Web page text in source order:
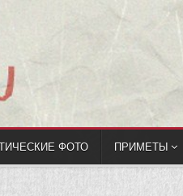
ФОТО ПРИМЕТЫ